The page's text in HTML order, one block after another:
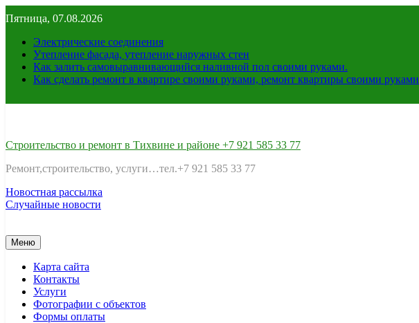
к
содержимому
Пятница, 07.08.2026
Электрические соединения
Утепление фасада, утепление наружных стен
Как залить самовыравнивающийся наливной пол своими руками.
Как сделать ремонт в квартире своими руками, ремонт квартиры своими руками
Строительство и ремонт в Тихвине и районе +7 921 585 33 77
Ремонт,строительство, услуги…тел.+7 921 585 33 77
Новостная рассылка
Случайные новости
Меню
Карта сайта
Контакты
Услуги
Фотографии с объектов
Формы оплаты